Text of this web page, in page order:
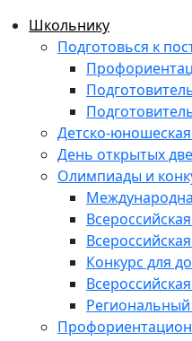
Школьнику
Подготовься к
Детско-
День открытых
Олимпиады и
Конкурс для